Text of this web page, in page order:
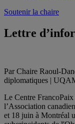
Soutenir la chaire
Lettre
Par Chaire Raoul-
diplomatiques |
Le Centre
l’Association
et 18 juin à Montréal